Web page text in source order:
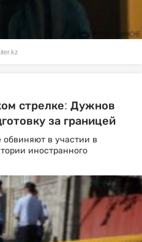
стрелке: Дужнов
за границей
обвиняют в участии в
иностранного